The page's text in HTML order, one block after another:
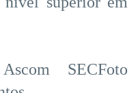
SECFoto